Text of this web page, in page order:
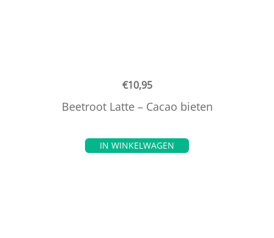
€10,95
Beetroot Latte – Cacao bieten
IN WINKELWAGEN